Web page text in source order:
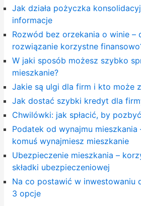
Jak działa pożyczka
informacje
Rozwód bez orzekania o winie –
rozwiązanie korzystne
W jaki sposób możesz szybko
mieszkanie?
Jakie są ulgi dla firm i kto może
Jak dostać szybki kredyt dla
Chwilówki: jak spłacić, by
Podatek od wynajmu mieszkania
komuś wynajmiesz mieszkanie
Ubezpieczenie mieszkania –
składki ubezpieczeniowej
Na co postawić w inwestowaniu
3 opcje